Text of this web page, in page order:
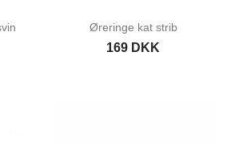
Øreringe kat strib
169 DKK